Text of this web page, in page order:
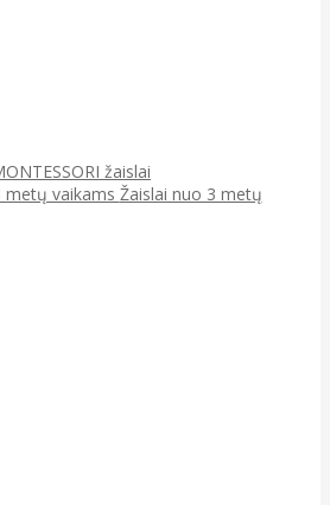
žaislai
metų vaikams Žaislai nuo 3 metų